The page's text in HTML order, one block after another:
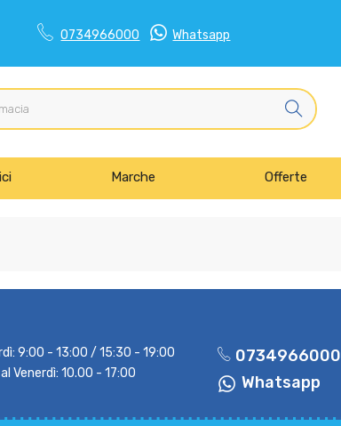
0734966000 Whatsapp
Marche Offerte
9:00 - 13:00 / 15:30 - 19:00
Venerdì: 10.00 - 17:00
0734966000
Whatsapp